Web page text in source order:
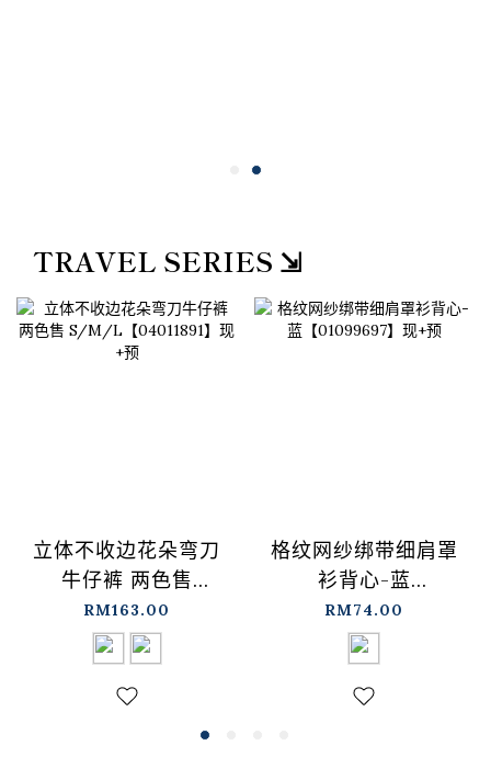
TRAVEL SERIES ⇲
立体不收边花朵弯刀
牛仔裤 两色售
S/M/L【04011891】
现+预
RM163.00
格纹网纱绑带细肩罩
衫背心-蓝
【01099697】现+预
RM74.00